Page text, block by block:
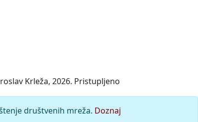
Krleža, 2026. Pristupljeno
društvenih mreža. Doznaj